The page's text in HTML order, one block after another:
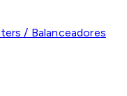
/ Balanceadores